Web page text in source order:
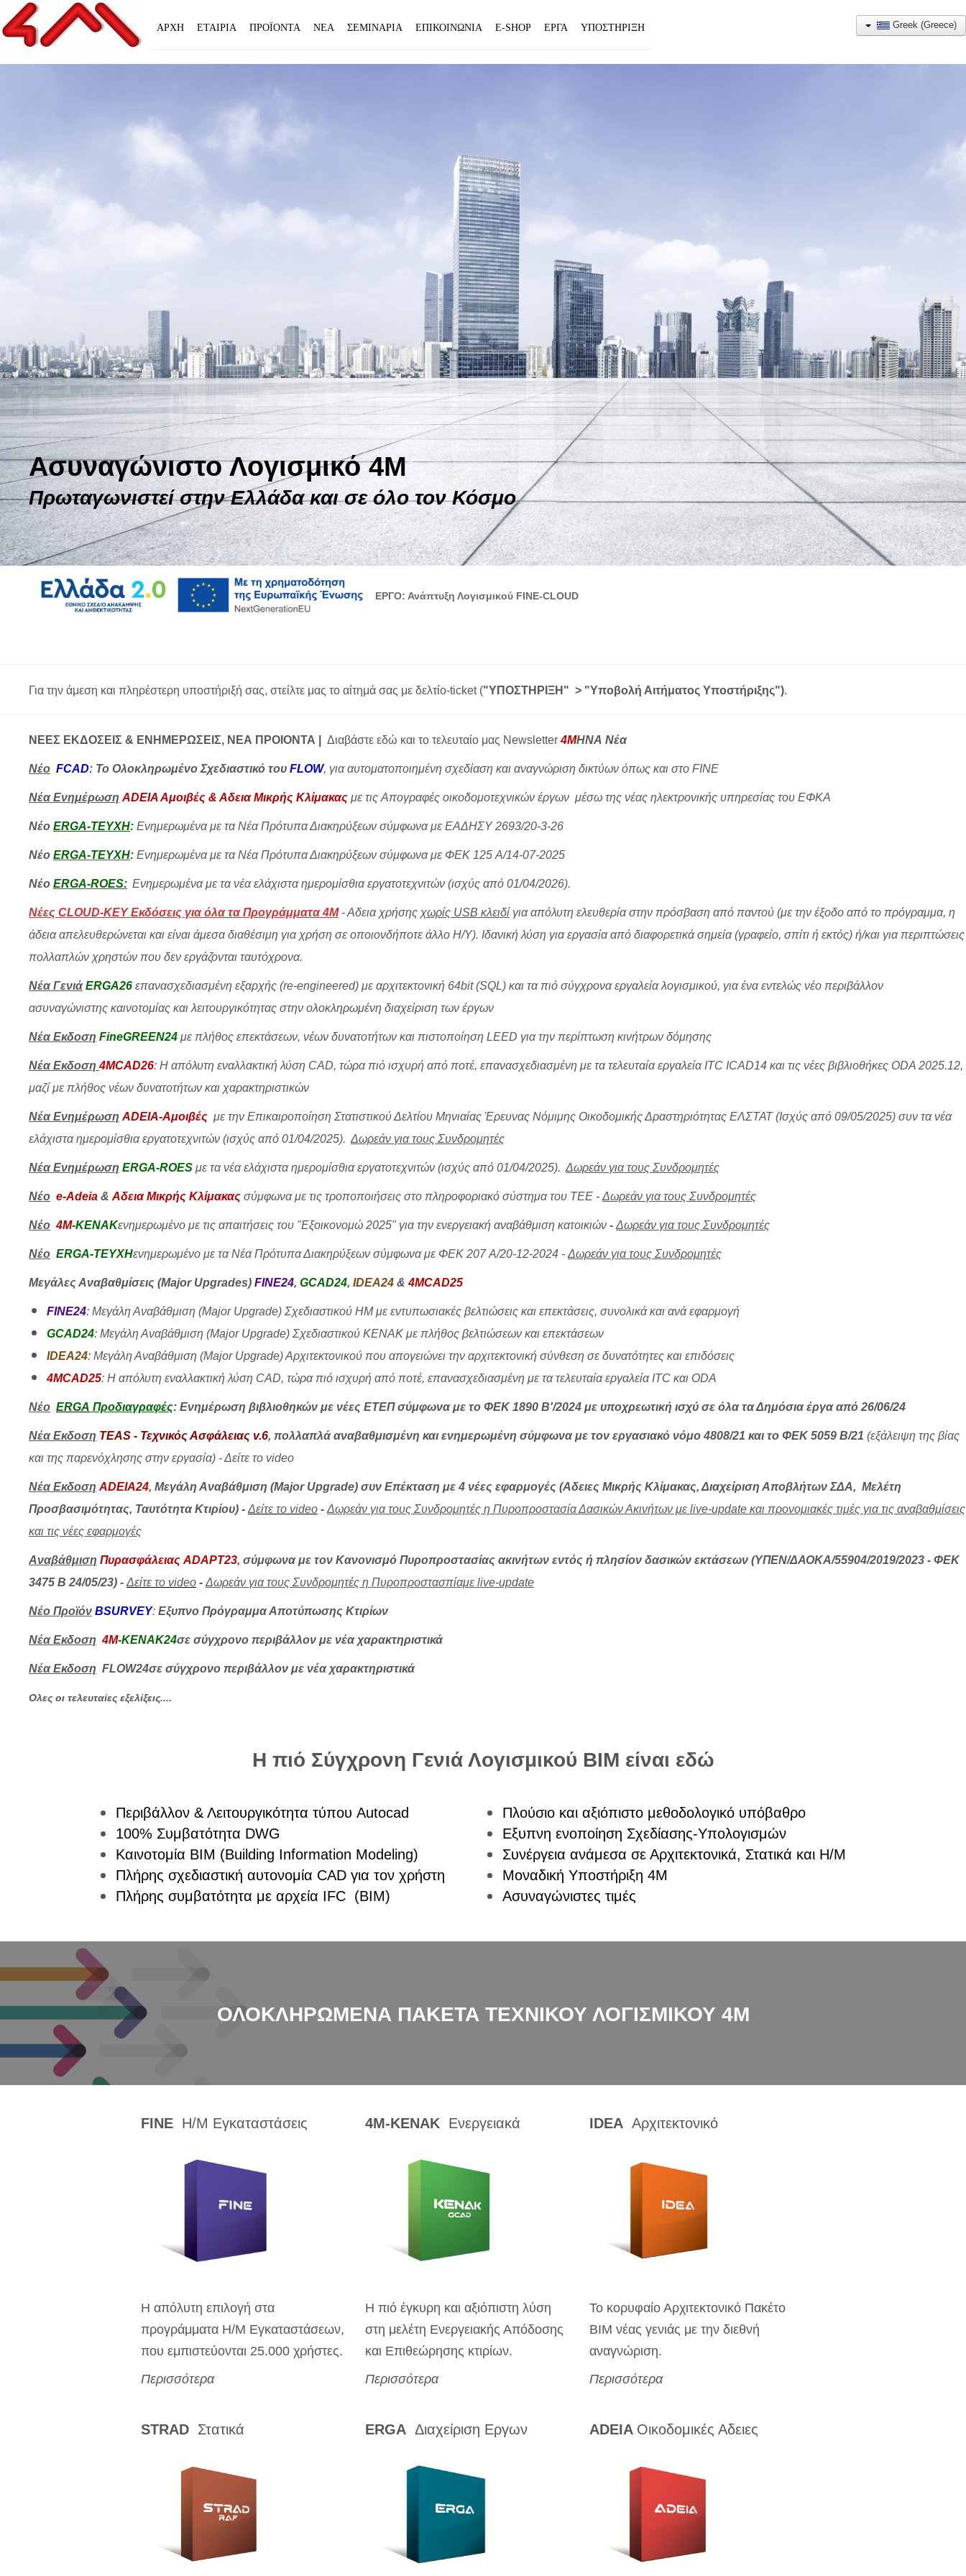
ΑΡΧΗ ΕΤΑΙΡΙΑ ΠΡΟΪΟΝΤΑ ΝΕΑ ΣΕΜΙΝΑΡΙΑ ΕΠΙΚΟΙΝΩΝΙΑ E-SHOP ΕΡΓΑ ΥΠΟΣΤΗΡΙΞΗ Greek (Greece)
Ασυναγώνιστο Λογισμικό 4M
Πρωταγωνιστεί στην Ελλάδα και σε όλο τον Κόσμο
ΕΡΓΟ: Ανάπτυξη Λογισμικού FINE-CLOUD
Για την άμεση και πληρέστερη υποστήριξή σας, στείλτε μας το αίτημά σας με δελτίο-ticket ("ΥΠΟΣΤΗΡΙΞΗ" > "Υποβολή Αιτήματος Υποστήριξης").
ΝΕΕΣ ΕΚΔΟΣΕΙΣ & ΕΝΗΜΕΡΩΣΕΙΣ, ΝΕΑ ΠΡΟΙΟΝΤΑ | Διαβάστε εδώ και το τελευταίο μας Newsletter 4MΗΝΑ Νέα
Νέo FCAD: Το Ολοκληρωμένο Σχεδιαστικό του FLOW, για αυτοματοποιημένη σχεδίαση και αναγνώριση δικτύων όπως και στο FINE
Νέα Ενημέρωση ADΕΙΑ Αμοιβές & Αδεια Μικρής Κλίμακας με τις Απογραφές οικοδομοτεχνικών έργων μέσω της νέας ηλεκτρονικής υπηρεσίας του ΕΦΚΑ
Νέο ERGA-TEYXH: Ενημερωμένα με τα Νέα Πρότυπα Διακηρύξεων σύμφωνα με ΕΑΔΗΣΥ 2693/20-3-26
Νέο ERGA-TEYXH: Ενημερωμένα με τα Νέα Πρότυπα Διακηρύξεων σύμφωνα με ΦΕΚ 125 A/14-07-2025
Νέο ERGA-ROES: Ενημερωμένα με τα νέα ελάχιστα ημερομίσθια εργατοτεχνιτών (ισχύς από 01/04/2026).
Νέες CLOUD-KEY Εκδόσεις για όλα τα Προγράμματα 4Μ - Αδεια χρήσης χωρίς USB κλειδί για απόλυτη ελευθερία στην πρόσβαση από παντού (με την έξοδο από το πρόγραμμα, η
άδεια απελευθερώνεται και είναι άμεσα διαθέσιμη για χρήση σε οποιονδήποτε άλλο Η/Υ). Ιδανική λύση για εργασία από διαφορετικά σημεία (γραφείο, σπίτι ή εκτός) ή/και για περιπτώσεις
πολλαπλών χρηστών που δεν εργάζονται ταυτόχρονα.
Νέα Γενιά ERGA26 επανασχεδιασμένη εξαρχής (re-engineered) με αρχιτεκτονική 64bit (SQL) και τα πιό σύγχρονα εργαλεία λογισμικού, για ένα εντελώς νέο περιβάλλον
ασυναγώνιστης καινοτομίας και λειτουργικότητας στην ολοκληρωμένη διαχείριση των έργων
Νέα Εκδοση FineGREEN24 με πλήθος επεκτάσεων, νέων δυνατοτήτων και πιστοποίηση LEED για την περίπτωση κινήτρων δόμησης
Νέα Εκδοση4MCAD26: Η απόλυτη εναλλακτική λύση CAD, τώρα πιό ισχυρή από ποτέ, επανασχεδιασμένη με τα τελευταία εργαλεία ITC ICAD14 και τις νέες βιβλιοθήκες ODA 2025.12,
μαζί με πλήθος νέων δυνατοτήτων και χαρακτηριστικών
Νέα Ενημέρωση ADΕΙΑ-Αμοιβές με την Επικαιροποίηση Στατιστικού Δελτίου Μηνιαίας Έρευνας Νόμιμης Οικοδομικής Δραστηριότητας ΕΛΣΤΑΤ (Ισχύς από 09/05/2025) συν τα νέα
ελάχιστα ημερομίσθια εργατοτεχνιτών (ισχύς από 01/04/2025). Δωρεάν για τους Συνδρομητές
Νέα Ενημέρωση ERGA-ROES με τα νέα ελάχιστα ημερομίσθια εργατοτεχνιτών (ισχύς από 01/04/2025). Δωρεάν για τους Συνδρομητές
Νέο e-Adeia & Αδεια Μικρής Κλίμακας σύμφωνα με τις τροποποιήσεις στο πληροφοριακό σύστημα του ΤΕΕ - Δωρεάν για τους Συνδρομητές
Νέο 4M-ΚΕΝΑΚενημερωμένο με τις απαιτήσεις του "Εξοικονομώ 2025" για την ενεργειακή αναβάθμιση κατοικιών - Δωρεάν για τους Συνδρομητές
Νέο ERGA-TEYXHενημερωμένο με τα Νέα Πρότυπα Διακηρύξεων σύμφωνα με ΦΕΚ 207 A/20-12-2024 - Δωρεάν για τους Συνδρομητές
Μεγάλες Αναβαθμίσεις (Major Upgrades) FINE24, GCAD24, IDEA24 &4MCAD25
FINE24: Μεγάλη Αναβάθμιση (Major Upgrade) Σχεδιαστικού ΗΜ με εντυπωσιακές βελτιώσεις και επεκτάσεις, συνολικά και ανά εφαρμογή
GCAD24: Μεγάλη Αναβάθμιση (Major Upgrade) Σχεδιαστικού KENAK με πλήθος βελτιώσεων και επεκτάσεων
IDEA24: Μεγάλη Αναβάθμιση (Major Upgrade) Αρχιτεκτονικού που απογειώνει την αρχιτεκτονική σύνθεση σε δυνατότητες και επιδόσεις
4MCAD25: Η απόλυτη εναλλακτική λύση CAD, τώρα πιό ισχυρή από ποτέ, επανασχεδιασμένη με τα τελευταία εργαλεία ITC και ODA
Νέο ERGA Προδιαγραφές: Ενημέρωση βιβλιοθηκών με νέες ΕΤΕΠ σύμφωνα με το ΦΕΚ 1890 Β'/2024 με υποχρεωτική ισχύ σε όλα τα Δημόσια έργα από 26/06/24
Νέα Εκδοση TEAS - Τεχνικός Ασφάλειας v.6, πολλαπλά αναβαθμισμένη και ενημερωμένη σύμφωνα με τον εργασιακό νόμο 4808/21 και το ΦΕΚ 5059 Β/21 (εξάλειψη της βίας
και της παρενόχλησης στην εργασία) -Δείτε το video
Νέα Εκδοση ADΕΙΑ24, Μεγάλη Αναβάθμιση (Major Upgrade) συν Επέκταση με 4 νέες εφαρμογές (Αδειες Μικρής Κλίμακας, Διαχείριση Αποβλήτων ΣΔΑ, Μελέτη
Προσβασιμότητας, Ταυτότητα Κτιρίου) - Δείτε το video - Δωρεάν για τους Συνδρομητές η Πυροπροστασία Δασικών Ακινήτων με live-update και προνομιακές τιμές για τις αναβαθμίσεις
και τις νέες εφαρμογές
Aναβάθμιση Πυρασφάλειας ADAPT23, σύμφωνα με τον Κανονισμό Πυροπροστασίας ακινήτων εντός ή πλησίον δασικών εκτάσεων (ΥΠΕΝ/ΔΑΟΚΑ/55904/2019/2023 - ΦΕΚ
3475 Β 24/05/23) - Δείτε το video - Δωρεάν για τους Συνδρομητές η Πυροπροστασπίαμε live-update
Νέο Προϊόν BSURVEY: Εξυπνο Πρόγραμμα Αποτύπωσης Κτιρίων
Νέα Εκδοση 4M-ΚΕΝΑΚ24σε σύγχρονο περιβάλλον με νέα χαρακτηριστικά
Νέα Εκδοση FLOW24σε σύγχρονο περιβάλλον με νέα χαρακτηριστικά
Ολες οι τελευταίες εξελίξεις....
Η πιό Σύγχρονη Γενιά Λογισμικού BIM είναι εδώ
Περιβάλλον & Λειτουργικότητα τύπου Autocad
100% Συμβατότητα DWG
Καινοτομία BIM (Building Information Modeling)
Πλήρης σχεδιαστική αυτονομία CAD για τον χρήστη
Πλήρης συμβατότητα με αρχεία IFC (ΒΙΜ)
Πλούσιο και αξιόπιστο μεθοδολογικό υπόβαθρο
Εξυπνη ενοποίηση Σχεδίασης-Υπολογισμών
Συνέργεια ανάμεσα σε Αρχιτεκτονικά, Στατικά και Η/Μ
Μοναδική Υποστήριξη 4Μ
Ασυναγώνιστες τιμές
ΟΛΟΚΛΗΡΩΜΕΝΑ ΠΑΚΕΤΑ ΤΕΧΝΙΚΟΥ ΛΟΓΙΣΜΙΚΟΥ 4Μ
FINE Η/Μ Εγκαταστάσεις 4Μ-ΚΕΝΑΚ Ενεργειακά IDEA Αρχιτεκτονικό
Η απόλυτη επιλογή στα
προγράμματα Η/Μ Εγκαταστάσεων,
που εμπιστεύονται 25.000 χρήστες.
Περισσότερα
Η πιό έγκυρη και αξιόπιστη λύση
στη μελέτη Ενεργειακής Απόδοσης
και Επιθεώρησης κτιρίων.
Περισσότερα
Το κορυφαίο Αρχιτεκτονικό Πακέτο
BIM νέας γενιάς με την διεθνή
αναγνώριση.
Περισσότερα
STRAD Στατικά ERGA Διαχείριση Εργων ADEIA Οικοδομικές Αδειες